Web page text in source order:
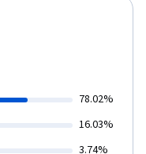
78.02%
16.03%
3.74%